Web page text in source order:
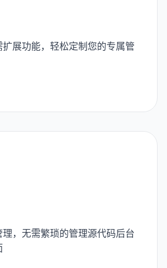
展功能，轻松定制您的专属管
，无需繁琐的管理源代码后台